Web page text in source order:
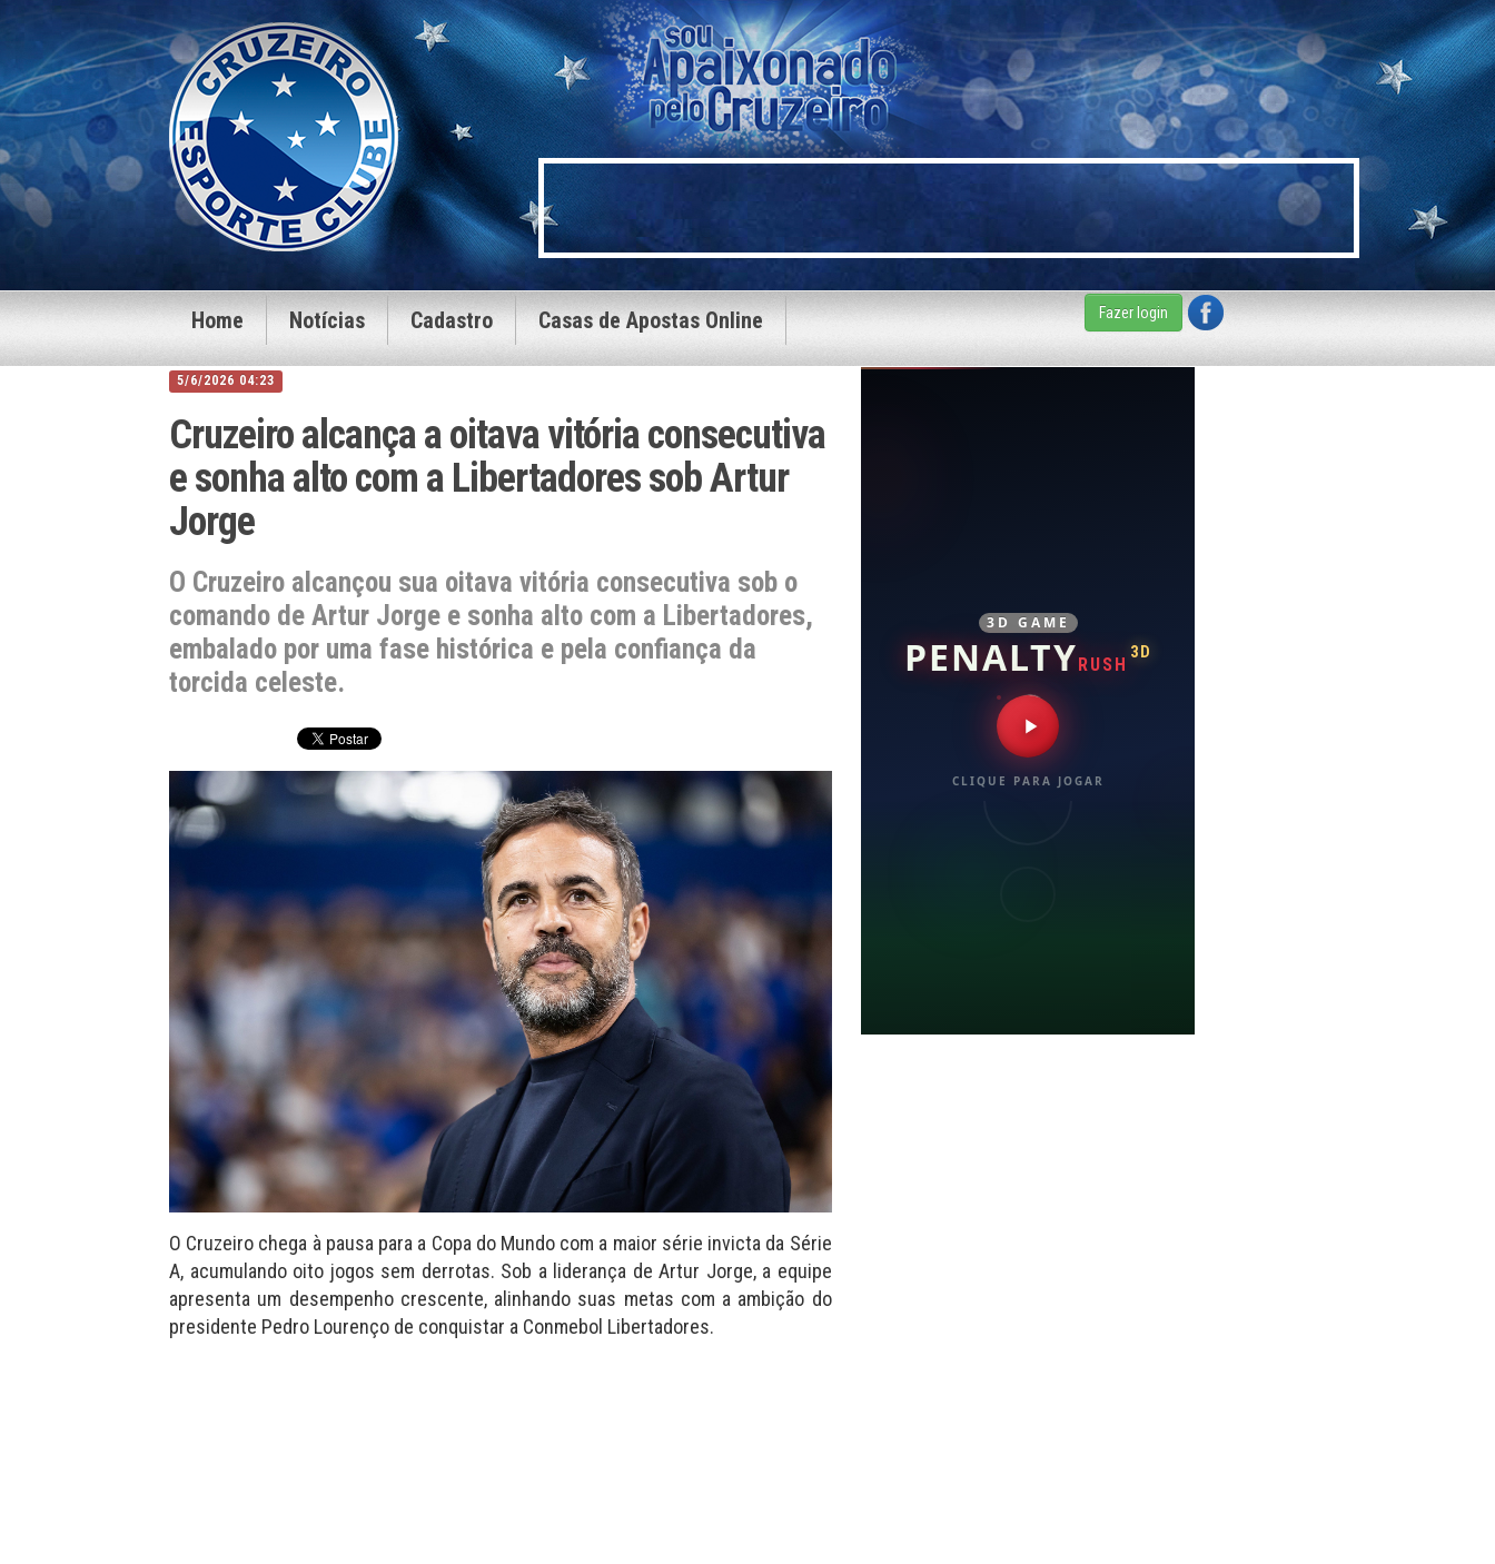
Home Notícias Cadastro Casas de Apostas Online Fazer login
5/6/2026 04:23
Cruzeiro alcança a oitava vitória consecutiva
e sonha alto com a Libertadores sob Artur
Jorge
O Cruzeiro alcançou sua oitava vitória consecutiva sob o
comando de Artur Jorge e sonha alto com a Libertadores,
embalado por uma fase histórica e pela confiança da
torcida celeste.
O Cruzeiro chega à pausa para a Copa do Mundo com a maior série invicta da Série
A, acumulando oito jogos sem derrotas. Sob a liderança de Artur Jorge, a equipe
apresenta um desempenho crescente, alinhando suas metas com a ambição do
presidente Pedro Lourenço de conquistar a Conmebol Libertadores.
3D GAME
PENALTYRUSH
3D
CLIQUE PARA JOGAR